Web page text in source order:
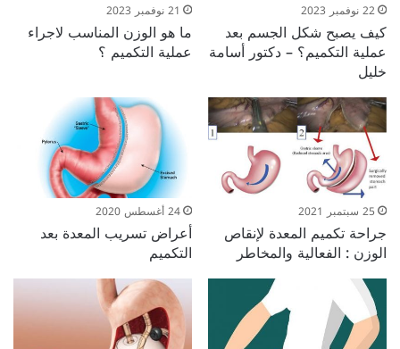
22 نوفمبر 2023
كيف يصبح شكل الجسم بعد
عملية التكميم؟ – دكتور أسامة
خليل
21 نوفمبر 2023
ما هو الوزن المناسب لاجراء
عملية التكميم ؟
25 سبتمبر 2021
جراحة تكميم المعدة لإنقاص
الوزن : الفعالية والمخاطر
24 أغسطس 2020
أعراض تسريب المعدة بعد
التكميم